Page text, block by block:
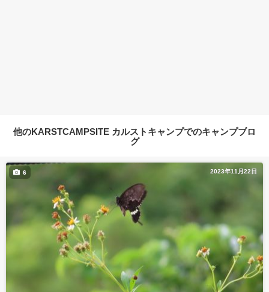
他のKARSTCAMPSITE カルストキャンプでのキャンプブロ
グ
2023年11月22日
6